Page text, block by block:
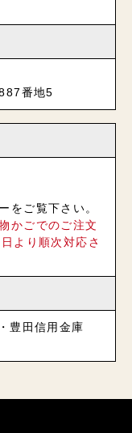
番地5
をご覧下さい。
かごでのご注文
より順次対応さ
豊田信用金庫